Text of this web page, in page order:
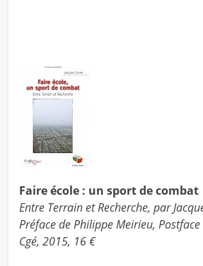
Faire école : un sport de combat
Entre Terrain et Recherche, par
Préface de Philippe Meirieu,
Cgé, 2015, 16 €